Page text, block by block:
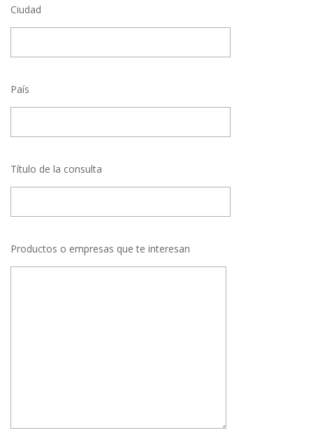
Ciudad
País
Título de la consulta
Productos o empresas que te interesan